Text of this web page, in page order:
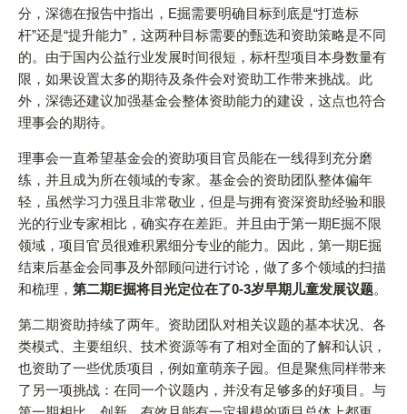
分，深德在报告中指出，E掘需要明确目标到底是“打造标
杆”还是“提升能力”，这两种目标需要的甄选和资助策略是不同
的。由于国内公益行业发展时间很短，标杆型项目本身数量有
限，如果设置太多的期待及条件会对资助工作带来挑战。此
外，深德还建议加强基金会整体资助能力的建设，这点也符合
理事会的期待。
理事会一直希望基金会的资助项目官员能在一线得到充分磨
练，并且成为所在领域的专家。基金会的资助团队整体偏年
轻，虽然学习力强且非常敬业，但是与拥有资深资助经验和眼
光的行业专家相比，确实存在差距。并且由于第一期E掘不限
领域，项目官员很难积累细分专业的能力。因此，第一期E掘
结束后基金会同事及外部顾问进行讨论，做了多个领域的扫描
和梳理， 第二期E掘将目光定位在了0-3岁早期儿童发展议题。
第二期资助持续了两年。资助团队对相关议题的基本状况、各
类模式、主要组织、技术资源等有了相对全面的了解和认识，
也资助了一些优质项目，例如童萌亲子园。但是聚焦同样带来
了另一项挑战：在同一个议题内，并没有足够多的好项目。与